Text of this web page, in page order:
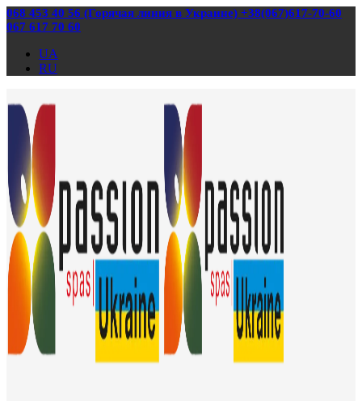
068 453 40 56 (Горячая линия в Украине) +38(067)617-70-60
067 617 70 60
UA
RU